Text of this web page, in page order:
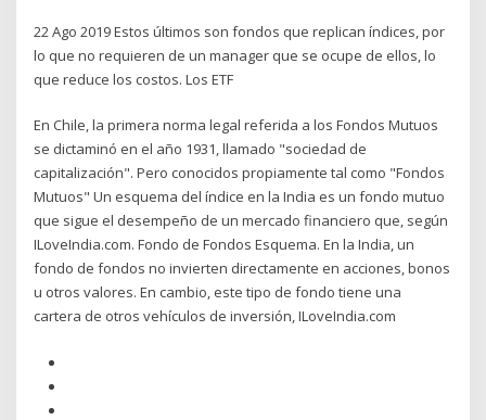
22 Ago 2019 Estos últimos son fondos que replican índices, por
lo que no requieren de un manager que se ocupe de ellos, lo
que reduce los costos. Los ETF
En Chile, la primera norma legal referida a los Fondos Mutuos
se dictaminó en el año 1931, llamado "sociedad de
capitalización". Pero conocidos propiamente tal como "Fondos
Mutuos" Un esquema del índice en la India es un fondo mutuo
que sigue el desempeño de un mercado financiero que, según
ILoveIndia.com. Fondo de Fondos Esquema. En la India, un
fondo de fondos no invierten directamente en acciones, bonos
u otros valores. En cambio, este tipo de fondo tiene una
cartera de otros vehículos de inversión, ILoveIndia.com